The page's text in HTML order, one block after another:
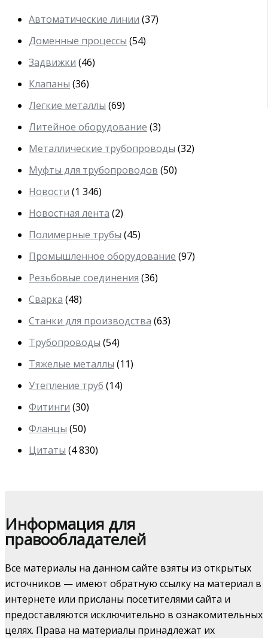
Автоматические линии (37)
Доменные процессы (54)
Задвижки (46)
Клапаны (36)
Легкие металлы (69)
Литейное оборудование (3)
Металлические трубопроводы (32)
Муфты для трубопроводов (50)
Новости (1 346)
Новостная лента (2)
Полимерные трубы (45)
Промышленное оборудование (97)
Резьбовые соединения (36)
Сварка (48)
Станки для производства (63)
Трубопроводы (54)
Тяжелые металлы (11)
Утепление труб (14)
Фитинги (30)
Фланцы (50)
Цитаты (4 830)
Информация для
правообладателей
Все материалы на данном сайте взяты из открытых
источников — имеют обратную ссылку на материал в
интернете или присланы посетителями сайта и
предоставляются исключительно в ознакомительных
целях. Права на материалы принадлежат их